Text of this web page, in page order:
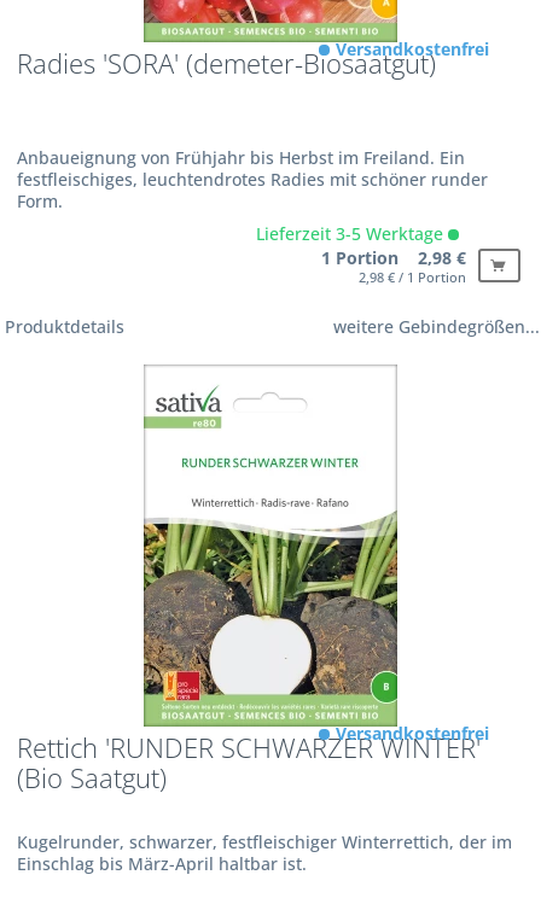
Radies 'SORA' (demeter-Biosaatgut)
Anbaueignung von Frühjahr bis Herbst im Freiland. Ein
festfleischiges, leuchtendrotes Radies mit schöner runder
Form.
Versandkostenfrei
Lieferzeit 3-5 Werktage
1 Portion 2,98 €
2,98 € / 1 Portion
Produktdetails weitere Gebindegrößen...
Rettich 'RUNDER SCHWARZER WINTER'
(Bio Saatgut)
Kugelrunder, schwarzer, festfleischiger Winterrettich, der im
Einschlag bis März-April haltbar ist.
Versandkostenfrei